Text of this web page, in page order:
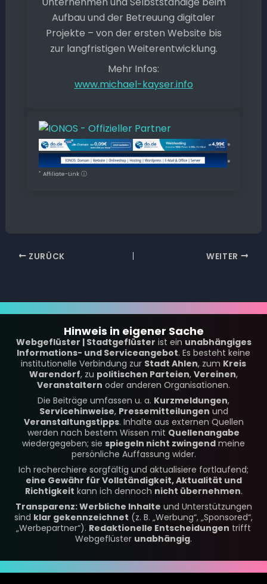
Aufbau und der Betreuung digitaler
Projekte – von der ersten Website bis
zur langfristigen Weiterentwicklung.
Mehr Infos:
www.michael-kayser.info
*
*
* Affiliate-Link ⓘ
ZURÜCK WEITER
Hinweis in eigener Sache
Webgeflüster | Stadtgeflüster ist ein unabhängiges
Informations- und Serviceangebot. Es besteht keine
institutionelle Verbindung zur Stadt Ahlen, zum Kreis
Warendorf, zu politischen Parteien, Vereinen,
Veranstaltern oder anderen Organisationen.
Die Beiträge umfassen u. a. Kurzmeldungen,
Servicehinweise, Pressemitteilungen und
Veranstaltungstipps. Inhalte aus externen Quellen
werden nach bestem Wissen mit Quellenangabe
wiedergegeben; sie spiegeln nicht zwingend meine
persönliche Auffassung wider.
Ich recherchiere sorgfältig und aktualisiere fortlaufend;
eine Gewähr für Vollständigkeit, Aktualität und
Richtigkeit kann ich dennoch nicht übernehmen.
Transparenz: Werbliche Inhalte und Unterstützungen
sind klar gekennzeichnet (z. B. „Werbung“, „Sponsored“,
„Werbepartner“). Redaktionelle Entscheidungen trifft
Webgeflüster unabhängig.